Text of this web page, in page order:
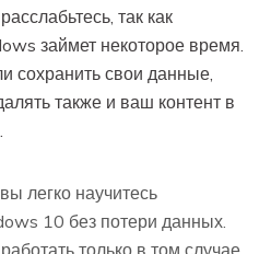
так как
займет некоторое время.
сохранить свои данные,
также и ваш контент в
легко научитесь
10 без потери данных.
только в том случае,